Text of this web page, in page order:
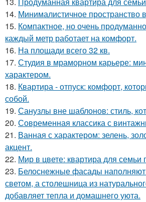
14. Минималистичное пространство
15. Компактное, но очень
каждый метр работает на комфорт.
16. На площади всего 32 кв.
17. Студия в мраморном карьере:
характером.
18. Квартира - отпуск: комфорт,
собой.
19. Санузлы вне шаблонов: стиль,
20. Современная классика с
21. Ванная с характером: зелень,
акцент.
22. Мир в цвете: квартира для семьи
23. Белоснежные фасады наполняют
светом, а столешница из
добавляет тепла и домашнего уюта.